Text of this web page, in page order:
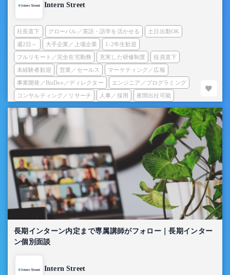
Intern Street
社長直下 グローバル／英語・語学を活かせる 土日出勤OK
週2日～ 大手企業／上場企業 1-2年生歓迎
フルリモート／完全在宅勤務 充実した研修制度 役員直下
未経験者歓迎 営業／セールス マーケティング／広報
事業開発／BizDev／ディレクター エンジニア／プログラミング
コンサルティング／リサーチ 人事／採用 夜間出社可能
長期インターン内定まで専属講師がフォロー｜長期インター
ン個別面談
Intern Street